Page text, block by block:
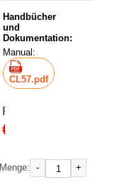
Handbücher
und
Dokumentation:
Manual:
CL57.pdf
Preis:
€68.57
Menge: - +